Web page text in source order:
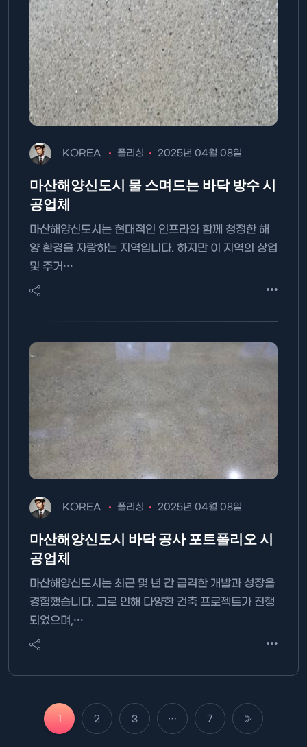
KOREA 폴리싱 2025년 04월 08일
마산해양신도시 물 스며드는 바닥 방수 시
공업체
마산해양신도시는 현대적인 인프라와 함께 청정한 해
양 환경을 자랑하는 지역입니다. 하지만 이 지역의 상업
및 주거…
KOREA 폴리싱 2025년 04월 08일
마산해양신도시 바닥 공사 포트폴리오 시
공업체
마산해양신도시는 최근 몇 년 간 급격한 개발과 성장을
경험했습니다. 그로 인해 다양한 건축 프로젝트가 진행
되었으며,…
1 2 3 … 7 »